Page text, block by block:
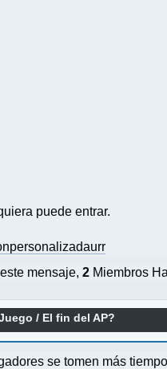
puede entrar.
mensaje,2 Miembros
/ El fin del AP?
se tomen más